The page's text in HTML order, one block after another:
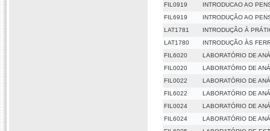
FIL0919
INTRODUCAO AO
FIL6919
INTRODUÇÃO AO
LAT1781
INTRODUÇÃO À
LAT1780
INTRODUÇÃO ÀS
FIL6020
LABORATÓRIO DE
FIL0020
LABORATÓRIO DE
FIL0022
LABORATÓRIO DE
FIL6022
LABORATÓRIO DE
FIL0024
LABORATÓRIO DE
FIL6024
LABORATÓRIO DE